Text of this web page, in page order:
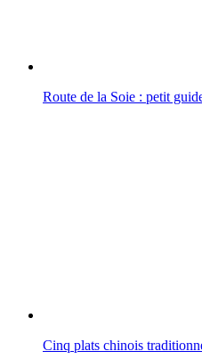
Route de la Soie : petit
Cinq plats chinois